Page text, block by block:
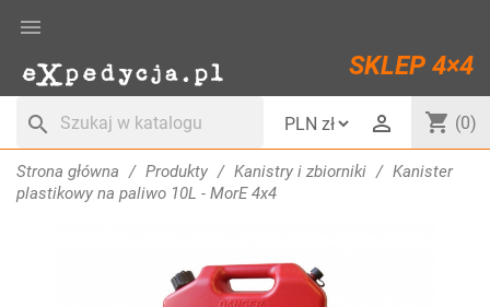

SKLEP 4×4
search  shopping_cart (0)
Strona główna Produkty Kanistry i zbiorniki
Kanister
plastikowy na paliwo 10L - MorE 4x4